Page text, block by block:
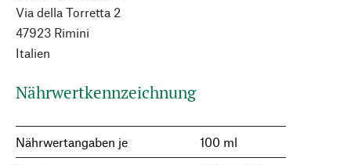
Via della Torretta 2
47923 Rimini
Italien
Nährwertkennzeichnung
Nährwertangaben je 100 ml